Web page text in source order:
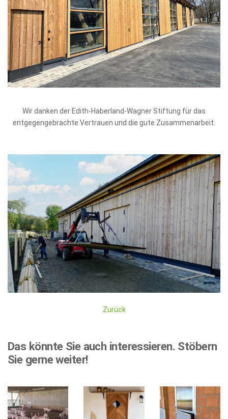
Wir danken der Edith-Haberland-Wagner Stiftung für das
entgegengebrachte Vertrauen und die gute Zusammenarbeit.
Zurück
Das könnte Sie auch interessieren. Stöbern
Sie gerne weiter!